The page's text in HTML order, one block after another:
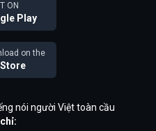
ON
Play
on the
nói người Việt toàn cầu